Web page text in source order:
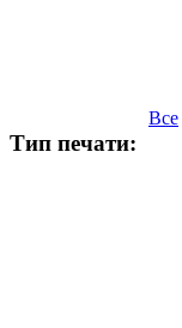
Тип печати:
Все